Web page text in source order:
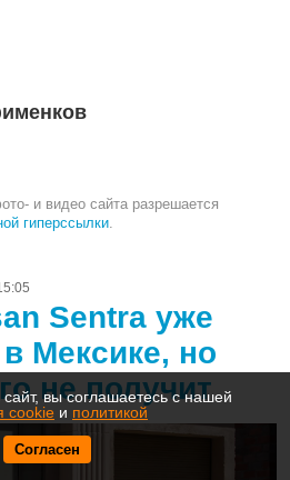
и видео сайта разрешается
гиперссылки.
Sentra уже
Мексике, но
не получит
вы соглашаетесь с нашей
cookie и политикой
Согласен